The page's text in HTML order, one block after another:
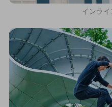
インライ